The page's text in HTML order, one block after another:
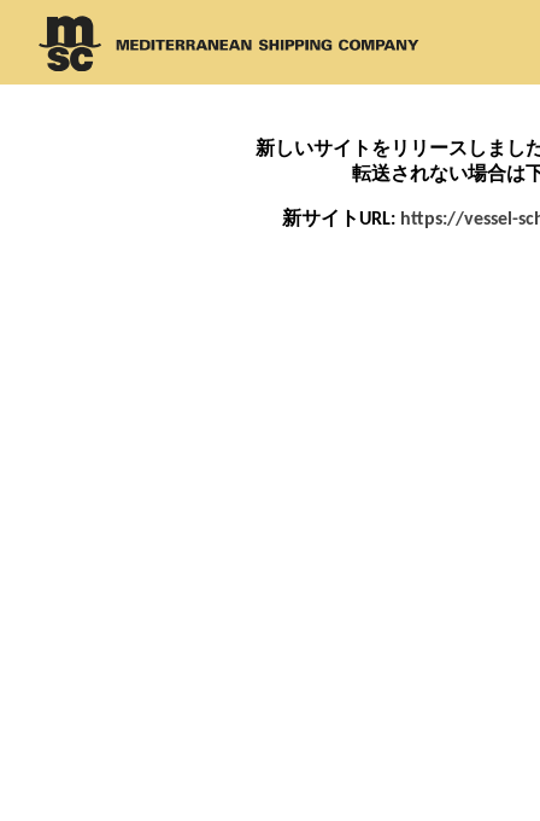
新しいサイトをリリースしまし
転送されない場合は
新サイトURL: https://vessel-